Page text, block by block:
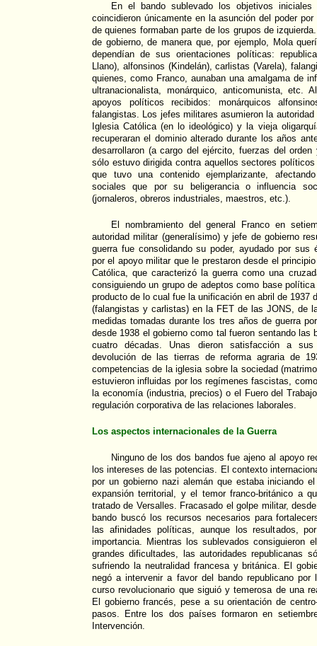
En el bando sublevado los objetivos
coincidieron únicamente en la asunción del poder
de quienes formaban parte de los grupos de
de gobierno, de manera que, por ejemplo, Mola
dependían de sus orientaciones políticas:
Llano), alfonsinos (Kindelán), carlistas (Varela),
quienes, como Franco, aunaban una amalgama de
ultranacionalista, monárquico, anticomunista, etc.
apoyos políticos recibidos: monárquicos
falangistas. Los jefes militares asumieron la
Iglesia Católica (en lo ideológico) y la vieja
recuperaran el dominio alterado durante los años
desarrollaron (a cargo del ejército, fuerzas del
sólo estuvo dirigida contra aquellos sectores
que tuvo una contenido ejemplarizante,
sociales que por su beligerancia o influencia
(jornaleros, obreros industriales, maestros, etc.).
El nombramiento del general Franco en
autoridad militar (generalísimo) y jefe de gobierno
guerra fue consolidando su poder, ayudado por sus
por el apoyo militar que le prestaron desde el
Católica, que caracterizó la guerra como una
consiguiendo un grupo de adeptos como base
producto de lo cual fue la unificación en abril de 1937
(falangistas y carlistas) en la FET de las JONS, de
medidas tomadas durante los tres años de guerra
desde 1938 el gobierno como tal fueron sentando las
cuatro décadas. Unas dieron satisfacción a
devolución de las tierras de reforma agraria de
competencias de la iglesia sobre la sociedad
estuvieron influidas por los regímenes fascistas,
la economía (industria, precios) o el Fuero del
regulación corporativa de las relaciones laborales.
Los aspectos internacionales de la Guerra
Ninguno de los dos bandos fue ajeno al apoyo
los intereses de las potencias. El contexto
por un gobierno nazi alemán que estaba iniciando
expansión territorial, y el temor franco-británico a
tratado de Versalles. Fracasado el golpe militar,
bando buscó los recursos necesarios para
las afinidades políticas, aunque los resultados,
importancia. Mientras los sublevados consiguieron
grandes dificultades, las autoridades republicanas
sufriendo la neutralidad francesa y británica. El
negó a intervenir a favor del bando republicano
curso revolucionario que siguió y temerosa de una
El gobierno francés, pese a su orientación de
pasos. Entre los dos países formaron en
Intervención.